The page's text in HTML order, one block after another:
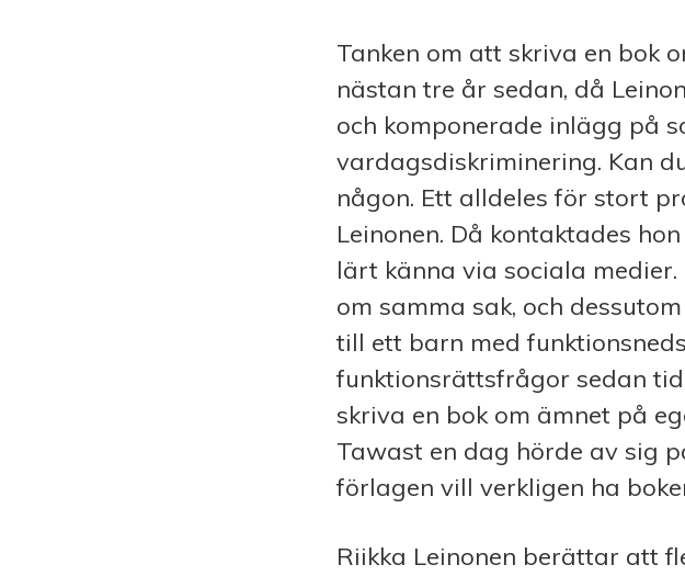
Tanken om att skriva en bok
nästan tre år sedan, då
och komponerade inlägg på
vardagsdiskriminering. Kan
någon. Ett alldeles för stort
Leinonen. Då kontaktades
lärt känna via sociala
om samma sak, och
till ett barn med
funktionsrättsfrågor sedan
skriva en bok om ämnet på
Tawast en dag hörde av sig
förlagen vill verkligen ha
Riikka Leinonen berättar att